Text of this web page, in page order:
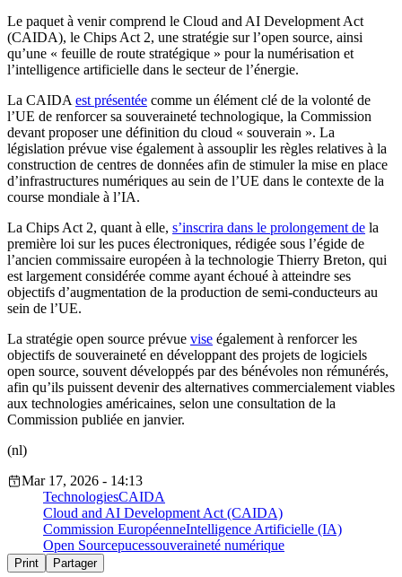
Le paquet à venir comprend le Cloud and AI Development Act
(CAIDA), le Chips Act 2, une stratégie sur l’open source, ainsi
qu’une « feuille de route stratégique » pour la numérisation et
l’intelligence artificielle dans le secteur de l’énergie.
La CAIDA est présentée comme un élément clé de la volonté de
l’UE de renforcer sa souveraineté technologique, la Commission
devant proposer une définition du cloud « souverain ». La
législation prévue vise également à assouplir les règles relatives à la
construction de centres de données afin de stimuler la mise en place
d’infrastructures numériques au sein de l’UE dans le contexte de la
course mondiale à l’IA.
La Chips Act 2, quant à elle, s’inscrira dans le prolongement de la
première loi sur les puces électroniques, rédigée sous l’égide de
l’ancien commissaire européen à la technologie Thierry Breton, qui
est largement considérée comme ayant échoué à atteindre ses
objectifs d’augmentation de la production de semi-conducteurs au
sein de l’UE.
La stratégie open source prévue vise également à renforcer les
objectifs de souveraineté en développant des projets de logiciels
open source, souvent développés par des bénévoles non rémunérés,
afin qu’ils puissent devenir des alternatives commercialement viables
aux technologies américaines, selon une consultation de la
Commission publiée en janvier.
(nl)
Mar 17, 2026 - 14:13
TechnologiesCAIDA
Cloud and AI Development Act (CAIDA)
Commission EuropéenneIntelligence Artificielle (IA)
Open Sourcepucessouveraineté numérique
Print Partager